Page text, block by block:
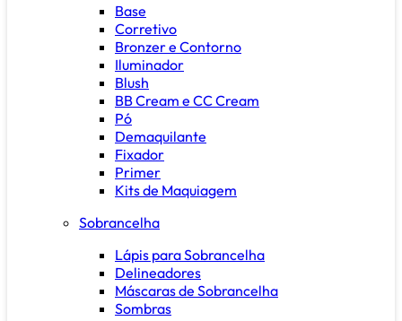
Base
Corretivo
Bronzer e Contorno
Iluminador
Blush
BB Cream e CC Cream
Pó
Demaquilante
Fixador
Primer
Kits de Maquiagem
Sobrancelha
Lápis para Sobrancelha
Delineadores
Máscaras de Sobrancelha
Sombras